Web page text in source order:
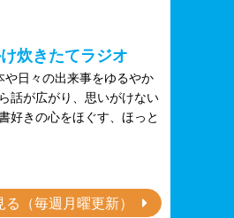
炊きたてラジオ
日々の出来事をゆるやか
話が広がり、思いがけない
好きの心をほぐす、ほっと
る（毎週月曜更新）